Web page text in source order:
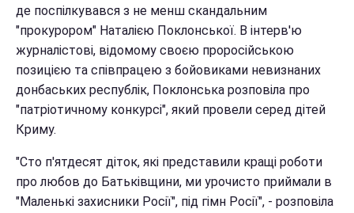
де поспілкувався з не менш скандальним
"прокурором" Наталією Поклонської. В інтерв'ю
журналістові, відомому своєю проросійською
позицією та співпрацею з бойовиками невизнаних
донбаських республік, Поклонська розповіла про
"патріотичному конкурсі", який провели серед дітей
Криму.
"Сто п'ятдесят діток, які представили кращі роботи
про любов до Батьківщини, ми урочисто приймали в
"Маленькі захисники Росії", під гімн Росії", - розповіла